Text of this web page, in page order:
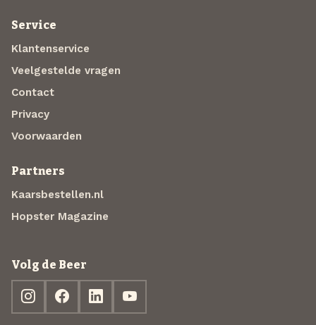
Service
Klantenservice
Veelgestelde vragen
Contact
Privacy
Voorwaarden
Partners
Kaarsbestellen.nl
Hopster Magazine
Volg de Beer